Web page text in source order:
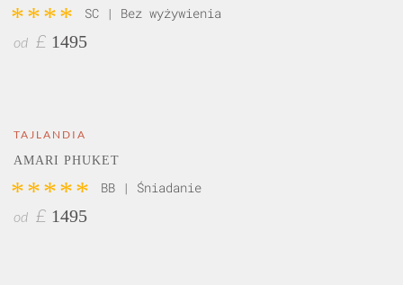
**** SC | Bez wyżywienia
od £ 1495
TAJLANDIA
AMARI PHUKET
***** BB | Śniadanie
od £ 1495